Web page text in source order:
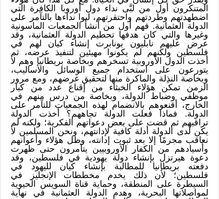
المتنكرون أول من لبَّى نداء دول أوروبا الكافرة التي
اضطهدتهم وطردتهم واحتقرتهم، لبوا نداءها بالتآمر على
الدولة العثمانية. فهم أول من أنشأ الجمعيات الماسونية
وغيرها والتي كان هدفها تحطيم الدولة العثمانية، وقد
عرض عليهم نابليون بونابرت إنشاء كيان لهم في
فلسطين ولكنهم لم يكونوا مهيئين لتنفيذ عرضه، ثم
أخذت الدول الأوروبية تسخرهم وبخاصة بريطانيا وهم لا
يتورعون على استخدام جميع الوسائل والأساليب،
وبخاصة النذِلة والماكرة منها لتحقيق غرضهم، ومع مرور
الزمن تمكن هؤلاء الخبثاء من إقناع عدد من كبار
موظفي وضباط الدولة، وبخاصة من درس منهم في
الخارج، أقنعوهم بالانضمام لهذه الجمعيات للتآمر على
الدولة. فماذا فعلت الدولة تجاههم؟ أخذت الدولة
تراقبهم ثم قضت على بعض دعواتهم الفكرية؛ ولكنه لم
يكن لدى الدولة أدلة كافية لإدانتهم، ونحن المسلمين لا
نعاقب مجرمًا إلا بعد ثبوت إدانته، وظل هؤلاء وأعوانهم
وأسيادهم من الكفار الأوروبيين يتآمرون حتى ظهرت
دعوة هيرتزل بإنشاء دولة يهودية في فلسطين، وقد
دفعته بريطانيا للمطالبة بإنشاء كيان لليهود في
فلسطين؛ لأن ذلك يخدم مخططات الإنجليز في
السيطرة على المنطقة، وحماية قناة السويس الحيوية
لمواصلاتها البحرية، وهدم الدولة العثمانية في نهاية